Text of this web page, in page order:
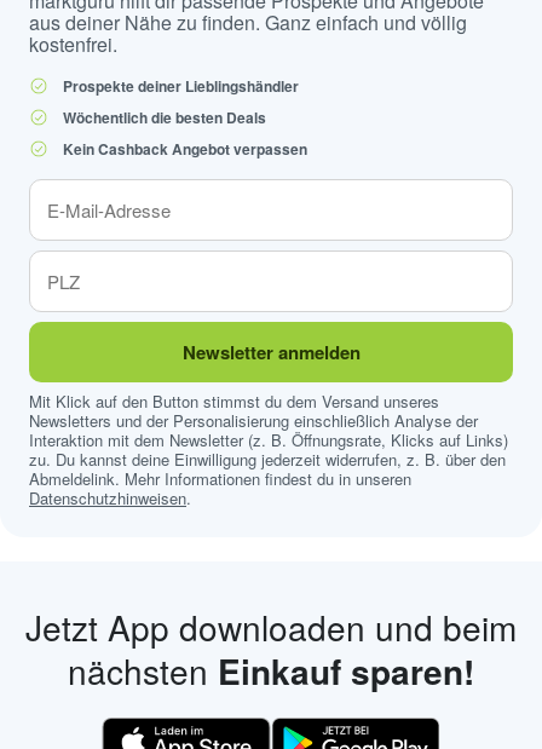
aus deiner Nähe zu finden. Ganz einfach und völlig
kostenfrei.
Prospekte deiner Lieblingshändler
Wöchentlich die besten Deals
Kein Cashback Angebot verpassen
Newsletter anmelden
Mit Klick auf den Button stimmst du dem Versand unseres
Newsletters und der Personalisierung einschließlich Analyse der
Interaktion mit dem Newsletter (z. B. Öffnungsrate, Klicks auf Links)
zu. Du kannst deine Einwilligung jederzeit widerrufen, z. B. über den
Abmeldelink. Mehr Informationen findest du in unseren
Datenschutzhinweisen.
Jetzt App downloaden und beim
nächsten Einkauf sparen!